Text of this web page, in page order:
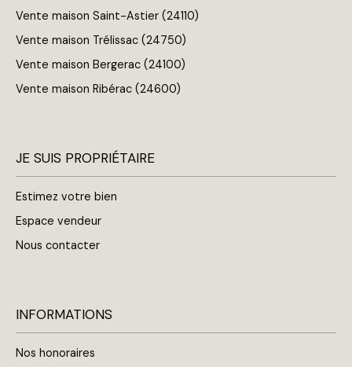
Vente maison Saint-Astier (24110)
Vente maison Trélissac (24750)
Vente maison Bergerac (24100)
Vente maison Ribérac (24600)
JE SUIS PROPRIÉTAIRE
Estimez votre bien
Espace vendeur
Nous contacter
INFORMATIONS
Nos honoraires